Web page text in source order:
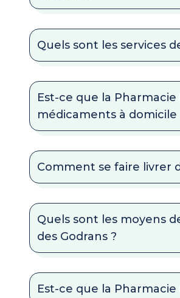
Quels sont les services
Est-ce que la
médicaments à domicile
Comment se faire livrer
Quels sont les moyens
des Godrans ?
Est-ce que la